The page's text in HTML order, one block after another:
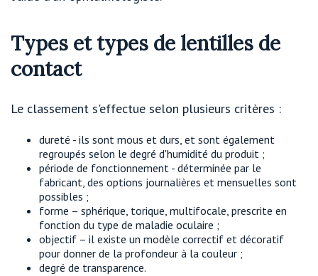
Types et types de lentilles de
contact
Le classement s'effectue selon plusieurs critères :
dureté - ils sont mous et durs, et sont également
regroupés selon le degré d'humidité du produit ;
période de fonctionnement - déterminée par le
fabricant, des options journalières et mensuelles sont
possibles ;
forme – sphérique, torique, multifocale, prescrite en
fonction du type de maladie oculaire ;
objectif – il existe un modèle correctif et décoratif
pour donner de la profondeur à la couleur ;
degré de transparence.